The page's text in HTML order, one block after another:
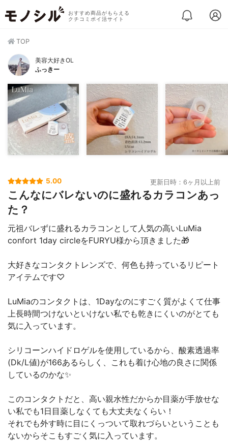
おすすめ商品がもらえる
クチコミポイ活サイト
TOP
美容大好きOL
ふっきー
5.00 更新日時：6ヶ月以上前
こんなにバレないのに盛れるカラコンあっ
た？
元祖バレずに盛れるカラコンとして人気の高いLuMia
confort 1day circleをFURYU様から頂きました🎁
大好きなコンタクトレンズで、何色も持っているリピート
アイテムです♡
LuMiaのコンタクトは、1Dayなのにすごく質がよくて仕事
上長時間つけないといけない私でも乾きにくいのがとても
気に入っています。
シリコーンハイドロゲルを使用しているから、酸素透過率
(Dk/L値)が166あるらしく、これも着け心地の良さに関係
しているのかな✨
このコンタクトだと、高い親水性だからか目薬が手放せな
い私でも1日目薬しなくても大丈夫なくらい！
それでも外す時に目にくっついて取れづらいということも
ないからそこもすごく気に入っています。